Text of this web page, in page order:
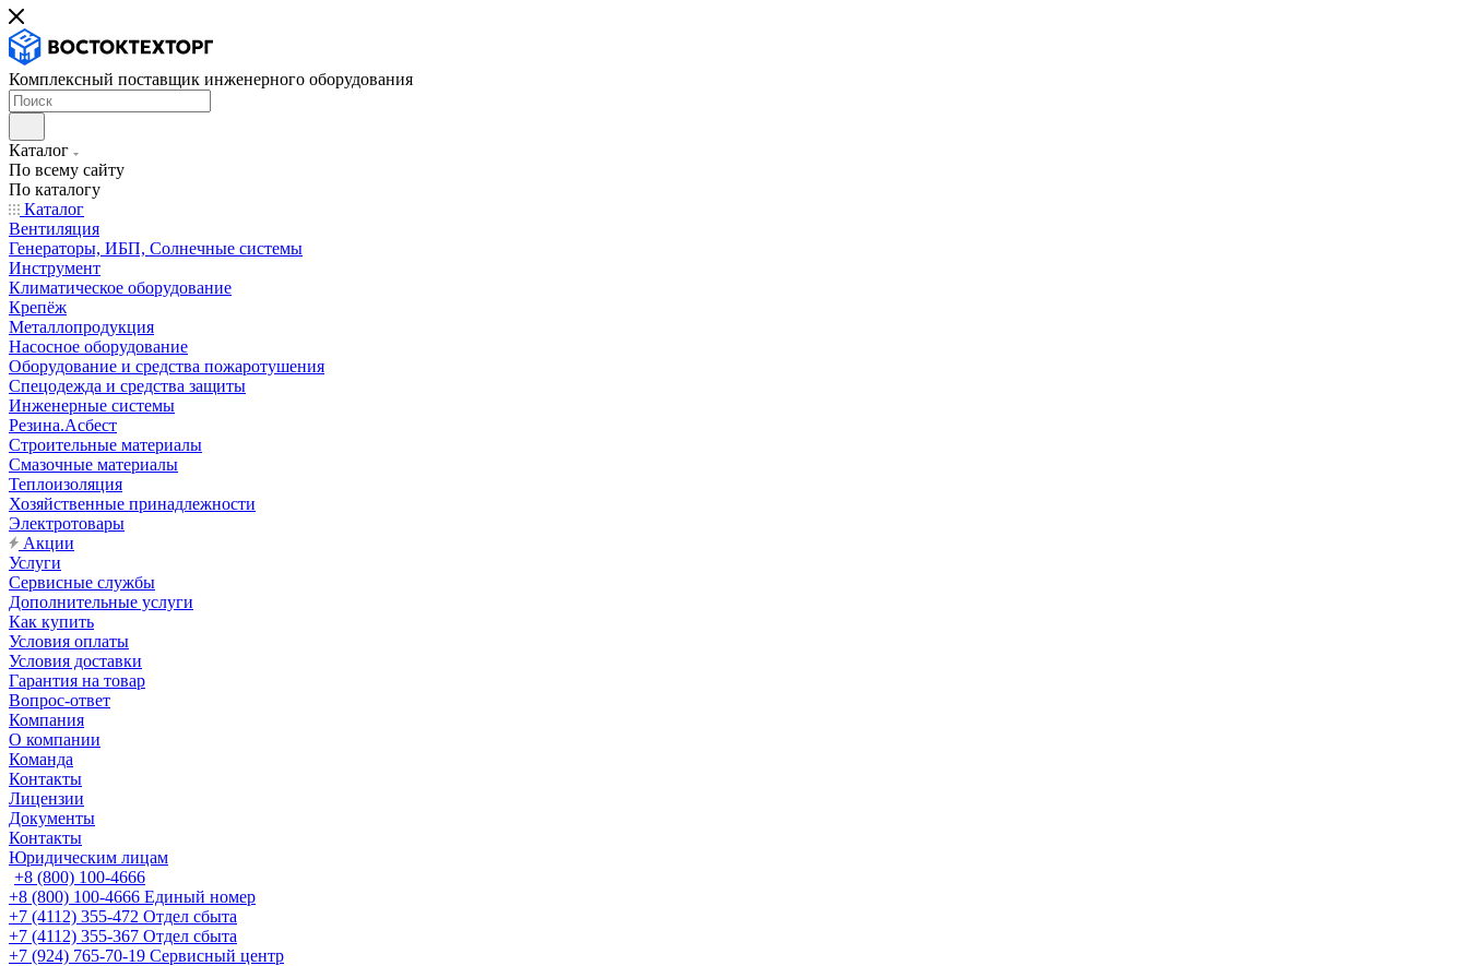
Комплексный поставщик инженерного оборудования
Каталог
По всему сайту
По каталогу
Каталог
Вентиляция
Генераторы, ИБП, Солнечные системы
Инструмент
Климатическое оборудование
Крепёж
Металлопродукция
Насосное оборудование
Оборудование и средства пожаротушения
Спецодежда и средства защиты
Инженерные системы
Резина.Асбест
Строительные материалы
Смазочные материалы
Теплоизоляция
Хозяйственные принадлежности
Электротовары
Акции
Услуги
Сервисные службы
Дополнительные услуги
Как купить
Условия оплаты
Условия доставки
Гарантия на товар
Вопрос-ответ
Компания
О компании
Команда
Контакты
Лицензии
Документы
Контакты
Юридическим лицам
+8 (800) 100-4666
+8 (800) 100-4666 Единый номер
+7 (4112) 355-472 Отдел сбыта
+7 (4112) 355-367 Отдел сбыта
+7 (924) 765-70-19 Сервисный центр